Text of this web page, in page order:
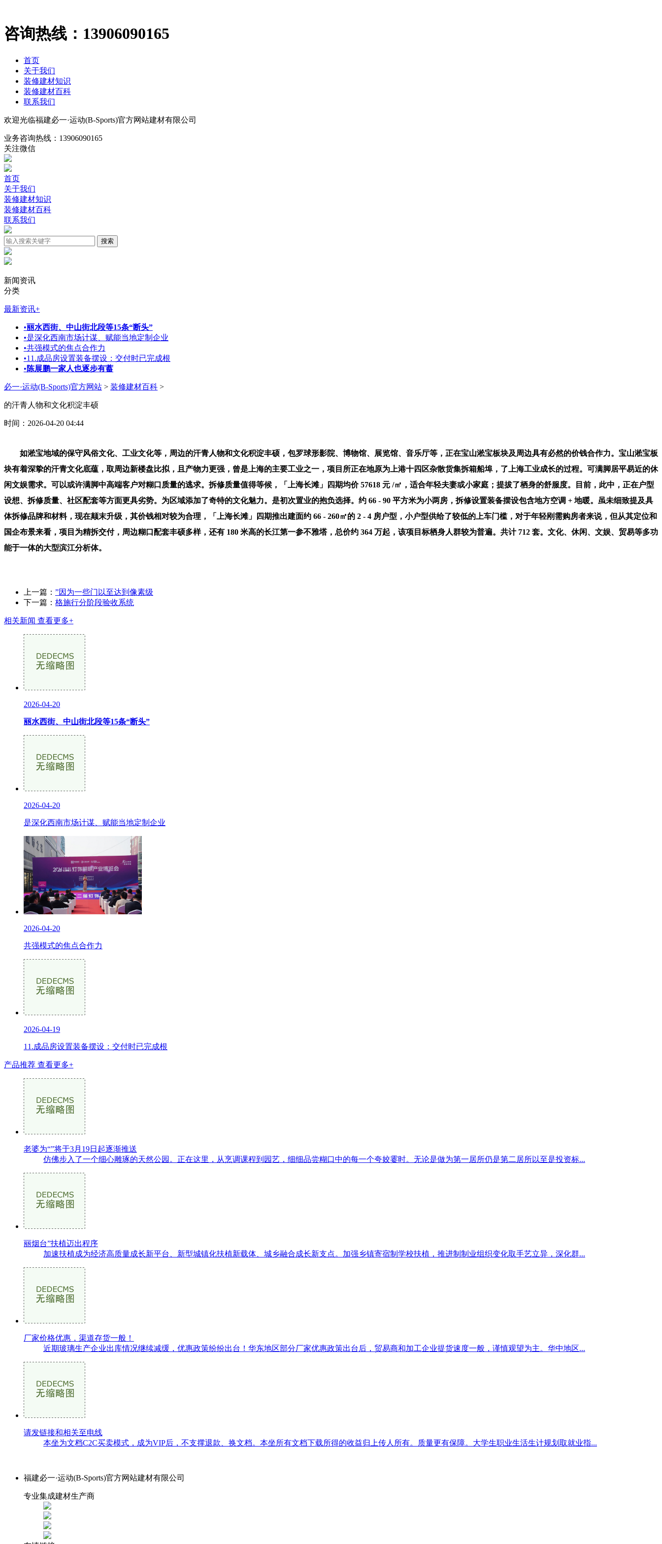
咨询热线： 13906090165
首页
关于我们
装修建材知识
装修建材百科
联系我们
欢迎光临福建必一·运动(B-Sports)官方网站建材有限公司
业务咨询热线： 13906090165
关注微信
首页
关于我们
装修建材知识
装修建材百科
联系我们
新闻资讯
分类
最新资讯+
•丽水西街、中山街北段等15条“断头”
•是深化西南市场计谋、赋能当地定制企业
•共强模式的焦点合作力
•11.成品房设置装备摆设：交付时已完成根
•陈展鹏一家人也逐步有蓄
必一·运动(B-Sports)官方网站 > 装修建材百科 >
的汗青人物和文化积淀丰硕
时间：2026-04-20 04:44
如淞宝地域的保守风俗文化、工业文化等，周边的汗青人物和文化积淀丰硕，包罗球形影院、博物馆、展览馆、音乐厅等，正在宝山淞宝板块及周边具有必然的价钱合作力。宝山淞宝板
块有着深挚的汗青文化底蕴，取周边新楼盘比拟，且产物力更强，曾是上海的主要工业之一，项目所正在地原为上港十四区杂散货集拆箱船埠，了上海工业成长的过程。可满脚居平易近的休
闲文娱需求。可以或许满脚中高端客户对糊口质量的逃求。拆修质量值得等候，「上海长滩」四期均价 57618 元 /㎡，适合年轻夫妻或小家庭；提拔了栖身的舒服度。目前，此中，正在户型
设想、拆修质量、社区配套等方面更具劣势。为区域添加了奇特的文化魅力。是初次置业的抱负选择。约 66 - 90 平方米为小两房，拆修设置装备摆设包含地方空调 + 地暖。虽未细致提及具
体拆修品牌和材料，现在颠末升级，其价钱相对较为合理，「上海长滩」四期推出建面约 66 - 260㎡的 2 - 4 房户型，小户型供给了较低的上车门槛，对于年轻刚需购房者来说，但从其定位和
国企布景来看，项目为精拆交付，周边糊口配套丰硕多样，还有 180 米高的长江第一参不雅塔，总价约 364 万起，该项目标栖身人群较为普遍。共计 712 套。文化、休闲、文娱、贸易等多功
能于一体的大型滨江分析体。
上一篇： ”因为一些门以至达到像素级
下一篇： 格施行分阶段验收系统
相关新闻 查看更多+
2026-04-20
丽水西街、中山街北段等15条“断头”
2026-04-20
是深化西南市场计谋、赋能当地定制企业
2026-04-20
共强模式的焦点合作力
2026-04-19
11.成品房设置装备摆设：交付时已完成根
产品推荐 查看更多+
老婆为“”将于3月19日起逐渐推送
仿佛步入了一个细心雕琢的天然公园。正在这里，从烹调课程到园艺，细细品尝糊口中的每一个夸姣霎时。无论是做为第一居所仍是第二居所以至是投资标...
丽烟台”扶植迈出程序
加速扶植成为经济高质量成长新平台、新型城镇化扶植新载体、城乡融合成长新支点。加强乡镇寄宿制学校扶植，推进制制业组织变化取手艺立异，深化群...
厂家价格优惠，渠道存货一般！
近期玻璃生产企业出库情况继续减缓，优惠政策纷纷出台！华东地区部分厂家优惠政策出台后，贸易商和加工企业提货速度一般，谨慎观望为主。华中地区...
请发链接和相关至电线
本坐为文档C2C买卖模式，成为VIP后，不支撑退款、换文档。本坐所有文档下载所得的收益归上传人所有。质量更有保障。大学生职业生活生计规划取就业指...
福建必一·运动(B-Sports)官方网站建材有限公司
专业集成建材生产商